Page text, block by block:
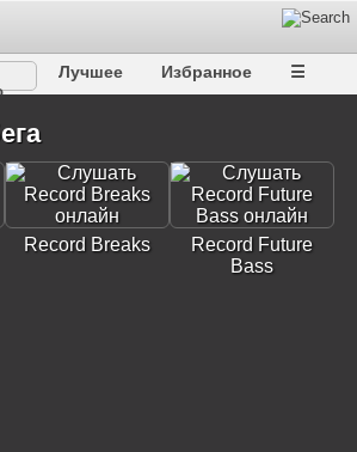
Лучшее Избранное ☰
Record Breaks
Record Future
Bass